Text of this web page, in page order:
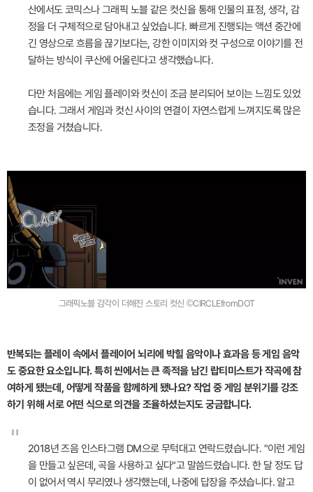
산에서도 코믹스나 그래픽 노블 같은 컷신을 통해 인물의 표정, 생각, 감
정을 더 구체적으로 담아내고 싶었습니다. 빠르게 진행되는 액션 중간에
긴 영상으로 흐름을 끊기보다는, 강한 이미지와 컷 구성으로 이야기를 전
달하는 방식이 쿠산에 어울린다고 생각했습니다.
다만 처음에는 게임 플레이와 컷신이 조금 분리되어 보이는 느낌도 있었
습니다. 그래서 게임과 컷신 사이의 연결이 자연스럽게 느껴지도록 많은
조정을 거쳤습니다.
그래픽노블 감각이 더해진 스토리 컷신 ©CIRCLEfromDOT
반복되는 플레이 속에서 플레이어 뇌리에 박힐 음악이나 효과음 등 게임 음악
도 중요한 요소입니다. 특히 씬에서는 큰 족적을 남긴 랍티미스트가 작곡에 참
여하게 됐는데, 어떻게 작품을 함께하게 됐나요? 작업 중 게임 분위기를 강조
하기 위해 서로 어떤 식으로 의견을 조율하셨는지도 궁금합니다.
"
2018년 즈음 인스타그램 DM으로 무턱대고 연락드렸습니다. "이런 게임
을 만들고 싶은데, 곡을 사용하고 싶다"고 말씀드렸습니다. 한 달 정도 답
이 없어서 역시 무리였나 생각했는데, 나중에 답장을 주셨습니다. 알고